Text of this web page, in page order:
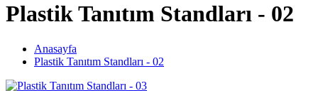
Plastik Tanıtım Standları - 02
Anasayfa
Plastik Tanıtım Standları - 02